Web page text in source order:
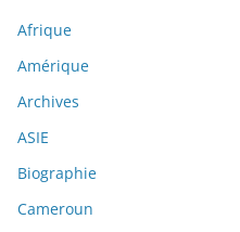
Afrique
Amérique
Archives
ASIE
Biographie
Cameroun